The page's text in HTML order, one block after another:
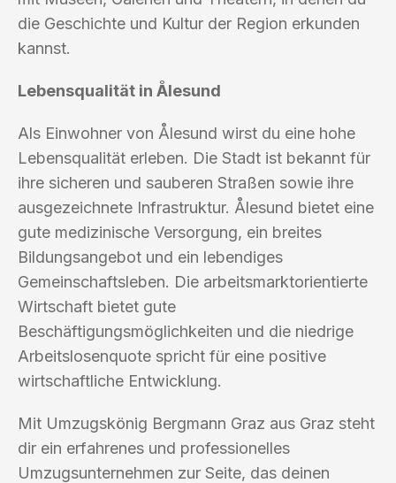
die Geschichte und Kultur der Region erkunden
kannst.
Lebensqualität in Ålesund
Als Einwohner von Ålesund wirst du eine hohe
Lebensqualität erleben. Die Stadt ist bekannt für
ihre sicheren und sauberen Straßen sowie ihre
ausgezeichnete Infrastruktur. Ålesund bietet eine
gute medizinische Versorgung, ein breites
Bildungsangebot und ein lebendiges
Gemeinschaftsleben. Die arbeitsmarktorientierte
Wirtschaft bietet gute
Beschäftigungsmöglichkeiten und die niedrige
Arbeitslosenquote spricht für eine positive
wirtschaftliche Entwicklung.
Mit Umzugskönig Bergmann Graz aus Graz steht
dir ein erfahrenes und professionelles
Umzugsunternehmen zur Seite, das deinen